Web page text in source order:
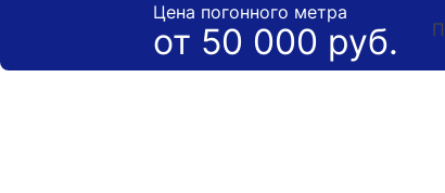
Цена погонного метра
от 50 000 руб.